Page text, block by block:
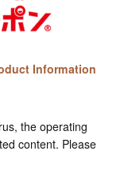
Information
the operating
content. Please